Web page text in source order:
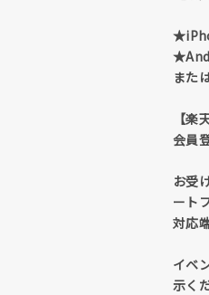
また
【
会員
お受
ート
対応
イベ
示く